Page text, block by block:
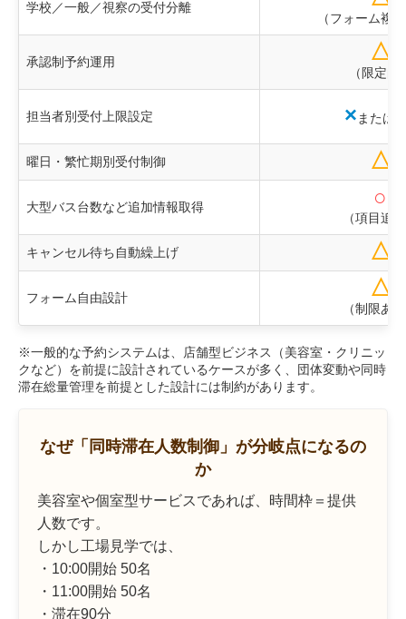
学校／一般／視察の受付分離
（フォーム複
承認制予約運用 △
（限定的
担当者別受付上限設定 × または
曜日・繁忙期別受付制御 △
大型バス台数など追加情報取得 ○
（項目追
キャンセル待ち自動繰上げ △
フォーム自由設計 △
（制限あ
※一般的な予約システムは、店舗型ビジネス（美容室・クリニッ
クなど）を前提に設計されているケースが多く、団体変動や同時
滞在総量管理を前提とした設計には制約があります。
なぜ「同時滞在人数制御」が分岐点になるの
か
美容室や個室型サービスであれば、時間枠＝提供
人数です。
しかし工場見学では、
・10:00開始 50名
・11:00開始 50名
・滞在90分